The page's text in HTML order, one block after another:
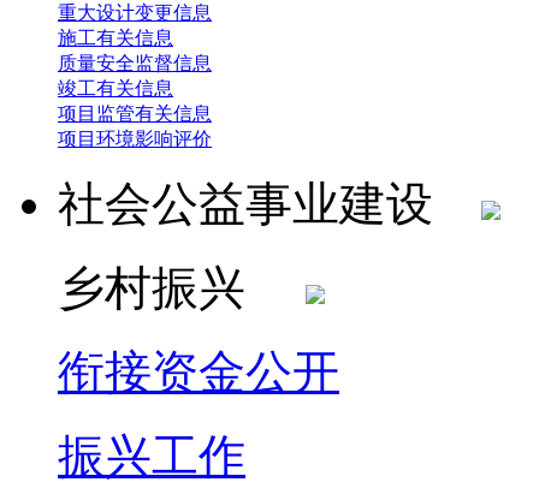
重大设计变更信息
施工有关信息
质量安全监督信息
竣工有关信息
项目监管有关信息
项目环境影响评价
社会公益事业建设
乡村振兴
衔接资金公开
振兴工作